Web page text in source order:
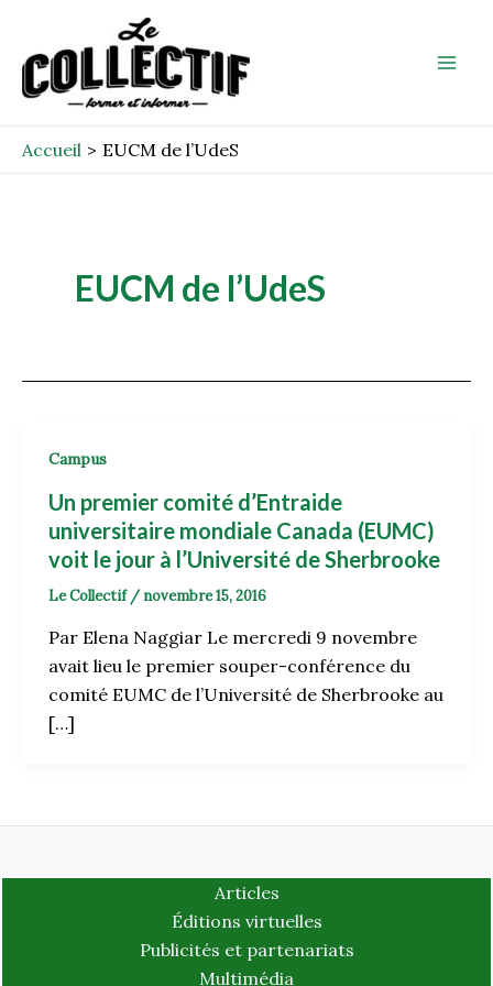
contenu
Accueil EUCM de l’UdeS
EUCM de l’UdeS
Campus
Un premier comité d’Entraide
universitaire mondiale Canada (EUMC)
voit le jour à l’Université de Sherbrooke
Le Collectif / novembre 15, 2016
Par Elena Naggiar Le mercredi 9 novembre
avait lieu le premier souper-conférence du
comité EUMC de l’Université de Sherbrooke au
[…]
Articles
Éditions virtuelles
Publicités et partenariats
Multimédia